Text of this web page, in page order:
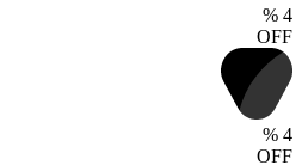
4
%
OFF
4
%
OFF